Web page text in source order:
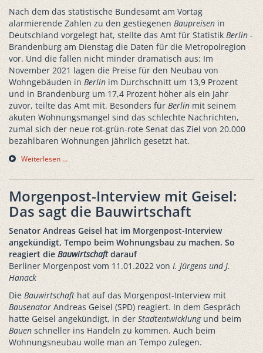
Nach dem das statistische Bundesamt am Vortag
alarmierende Zahlen zu den gestiegenen Baupreisen in
Deutschland vorgelegt hat, stellte das Amt für Statistik Berlin -
Brandenburg am Dienstag die Daten für die Metropolregion
vor. Und die fallen nicht minder dramatisch aus: Im
November 2021 lagen die Preise für den Neubau von
Wohngebäuden in Berlin im Durchschnitt um 13,9 Prozent
und in Brandenburg um 17,4 Prozent höher als ein Jahr
zuvor, teilte das Amt mit. Besonders für Berlin mit seinem
akuten Wohnungsmangel sind das schlechte Nachrichten,
zumal sich der neue rot-grün-rote Senat das Ziel von 20.000
bezahlbaren Wohnungen jährlich gesetzt hat.
Weiterlesen …
Morgenpost-Interview mit Geisel:
Das sagt die Bauwirtschaft
Senator Andreas Geisel hat im Morgenpost-Interview
angekündigt, Tempo beim Wohnungsbau zu machen. So
reagiert die Bauwirtschaftdarauf
Berliner Morgenpost vom 11.01.2022 von I. Jürgens und J.
Hanack
Die Bauwirtschaft hat auf das Morgenpost-Interview mit
Bausenator Andreas Geisel (SPD) reagiert. In dem Gespräch
hatte Geisel angekündigt, in der Stadtentwicklungund beim
Bauen schneller ins Handeln zu kommen. Auch beim
Wohnungsneubau wolle man an Tempo zulegen.